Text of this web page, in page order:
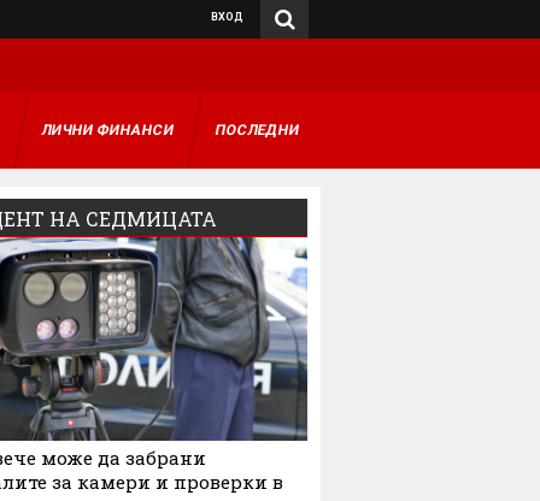
ВХОД
ЛИЧНИ ФИНАНСИ ПОСЛЕДНИ
НА СЕДМИЦАТА
може да забрани
за камери и проверки в